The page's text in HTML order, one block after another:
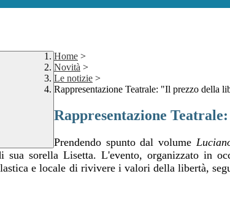
Home >
Novità >
Le notizie >
Rappresentazione Teatrale: "Il prezzo della
Rappresentazione
Prendendo spunto dal volume
sorella Lisetta. L'evento, organizzato in
e locale di rivivere i valori della libertà,